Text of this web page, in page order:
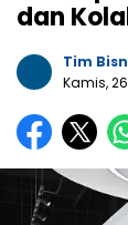
dan
Tim
Kamis,